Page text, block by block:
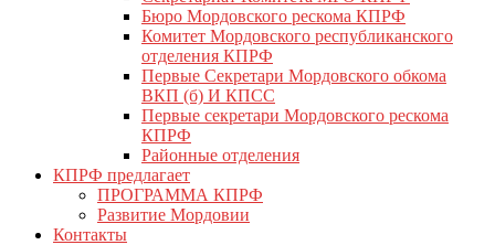
Бюро Мордовского рескома КПРФ
Комитет Мордовского республиканского
отделения КПРФ
Первые Секретари Мордовского обкома
ВКП (б) И КПСС
Первые секретари Мордовского рескома
КПРФ
Районные отделения
КПРФ предлагает
ПРОГРАММА КПРФ
Развитие Мордовии
Контакты